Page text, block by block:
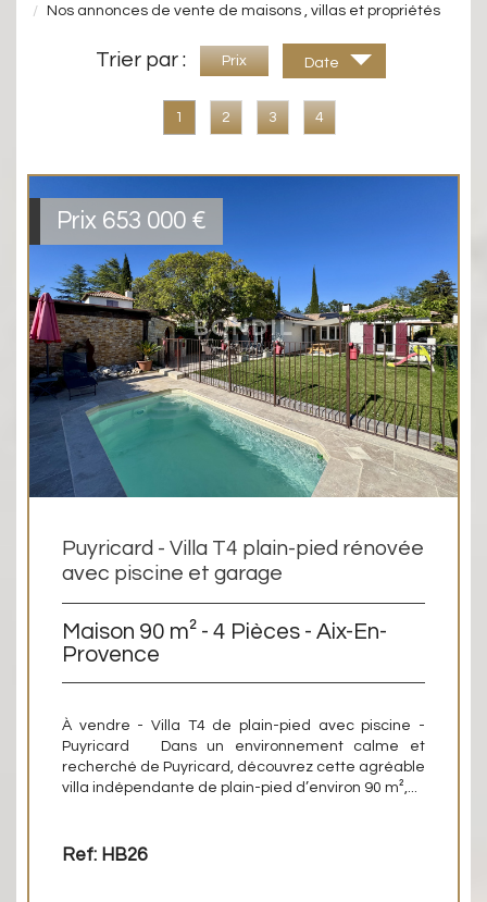
Nos annonces de vente de maisons , villas et propriétés
Trier par : Prix Date
1 2 3 4
Prix 653 000 €
Puyricard - Villa T4 plain-pied rénovée
avec piscine et garage
Maison 90 m² - 4 Pièces - Aix-En-
Provence
À vendre - Villa T4 de plain-pied avec piscine -
Puyricard Dans un environnement calme et
recherché de Puyricard, découvrez cette agréable
villa indépendante de plain-pied d’environ 90 m²,...
Ref: HB26